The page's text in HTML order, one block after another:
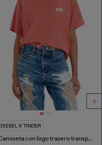
DIESEL X TINDER
Camiseta con logo trasero transparente